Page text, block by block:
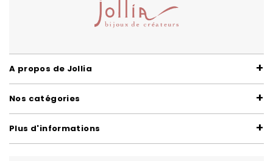
A propos de Jollia
Nos catégories
Plus d'informations